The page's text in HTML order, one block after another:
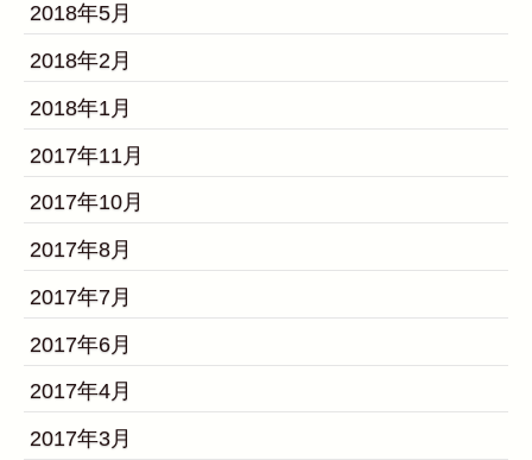
2018年5月
2018年2月
2018年1月
2017年11月
2017年10月
2017年8月
2017年7月
2017年6月
2017年4月
2017年3月